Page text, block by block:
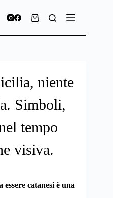
niente
Simboli,
tempo
visiva.
catanesi è una